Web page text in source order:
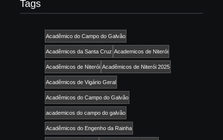
Tags
Acadêmico do Campo do Galvão
Acadêmicos da Santa Cruz Academicos de Niterói
Acadêmicos de Niterói Acadêmicos de Niterói 2025
Acadêmicos de Vigário Geral
Acadêmicos do Campo do Galvão
academicos do campo do galvão
Acadêmicos do Engenho da Rainha